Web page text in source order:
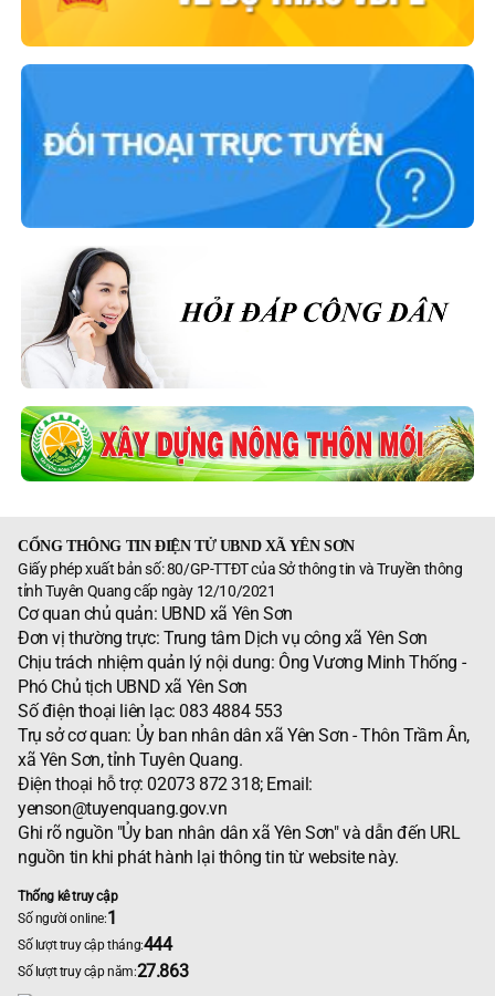
CỔNG THÔNG TIN ĐIỆN TỬ UBND XÃ YÊN SƠN
Giấy phép xuất bản số: 80/GP-TTĐT của Sở thông tin và Truyền thông
tỉnh Tuyên Quang cấp ngày 12/10/2021
Cơ quan chủ quản: UBND xã Yên Sơn
Đơn vị thường trực: Trung tâm Dịch vụ công xã Yên Sơn
Chịu trách nhiệm quản lý nội dung: Ông Vương Minh Thống -
Phó Chủ tịch UBND xã Yên Sơn
Số điện thoại liên lạc: 083 4884 553
Trụ sở cơ quan: Ủy ban nhân dân xã Yên Sơn - Thôn Trầm Ân,
xã Yên Sơn, tỉnh Tuyên Quang.
Điện thoại hỗ trợ: 02073 872 318; Email:
yenson@tuyenquang.gov.vn
Ghi rõ nguồn "Ủy ban nhân dân xã Yên Sơn" và dẫn đến URL
nguồn tin khi phát hành lại thông tin từ website này.
Thống kê truy cập
Số người online:1
Số lượt truy cập tháng:444
Số lượt truy cập năm:27.863